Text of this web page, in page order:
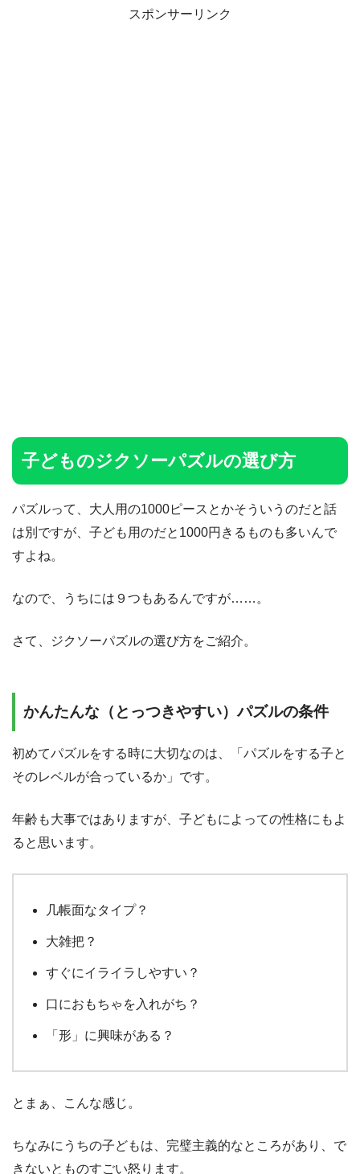
スポンサーリンク
子どものジクソーパズルの選び方
パズルって、大人用の1000ピースとかそういうのだと話
は別ですが、子ども用のだと1000円きるものも多いんで
すよね。
なので、うちには９つもあるんですが……。
さて、ジクソーパズルの選び方をご紹介。
かんたんな（とっつきやすい）パズルの条件
初めてパズルをする時に大切なのは、「パズルをする子と
そのレベルが合っているか」です。
年齢も大事ではありますが、子どもによっての性格にもよ
ると思います。
几帳面なタイプ？
大雑把？
すぐにイライラしやすい？
口におもちゃを入れがち？
「形」に興味がある？
とまぁ、こんな感じ。
ちなみにうちの子どもは、完璧主義的なところがあり、で
きないとものすごい怒ります。